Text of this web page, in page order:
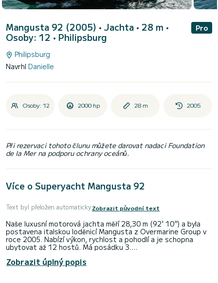
Mangusta 92 (2005) • Jachta • 28 m •
Osoby: 12 • Philipsburg
Pro
Philipsburg
Navrhl Danielle
Osoby: 12 2000 hp 28 m 2005
Při rezervaci tohoto člunu můžete darovat nadaci Foundation
de la Mer na podporu ochrany oceánů.
Více o Superyacht Mangusta 92
Text byl přeložen automatickyZobrazit původní text
Naše luxusní motorová jachta měří 28,30 m (92' 10") a byla
postavena italskou loděnicí Mangusta z Overmarine Group v
roce 2005. Nabízí výkon, rychlost a pohodlí a je schopna
ubytovat až 12 hostů. Má posádku 3.
VLASTNOSTI: ~ Interiéry Stefana Righiniho ~ 3 dvoulůžkové
a 1 kajuta s oddělenými postelemi ~ ensuite ~ skvělé paluby
Zobrazit úplný popis